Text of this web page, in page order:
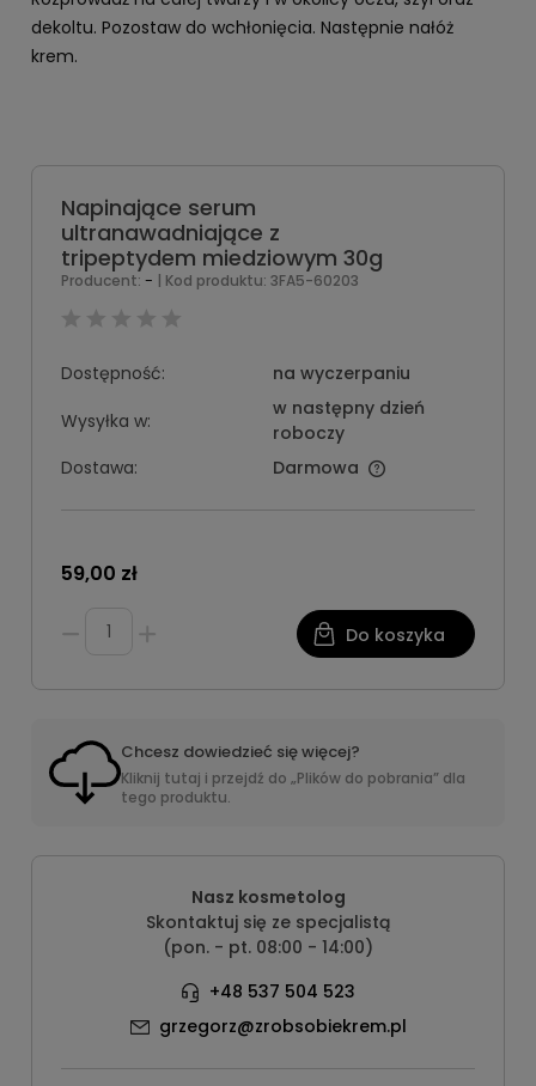
dekoltu. Pozostaw do wchłonięcia. Następnie nałóż
krem.
Napinające serum
ultranawadniające z
tripeptydem miedziowym 30g
Producent: - | Kod produktu: 3FA5-60203
Dostępność:
na wyczerpaniu
Wysyłka w:
w następny dzień
roboczy
Dostawa:
Darmowa
59,00 zł
Do koszyka
Chcesz dowiedzieć się więcej?
Kliknij tutaj i przejdź do „Plików do pobrania” dla
tego produktu.
Nasz kosmetolog
Skontaktuj się ze specjalistą
(pon. - pt. 08:00 - 14:00)
+48 537 504 523
grzegorz@zrobsobiekrem.pl